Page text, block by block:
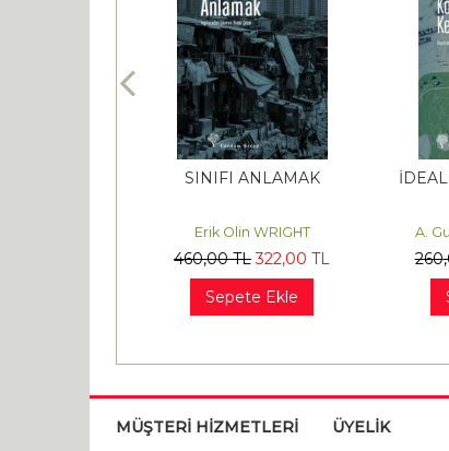
SINIFI ANLAMAK
Erik Olin WRIGHT
460,00TL 322,00 TL
Sepete Ekle
A.
260
MÜŞTERİ HİZMETLERİ ÜYELİK